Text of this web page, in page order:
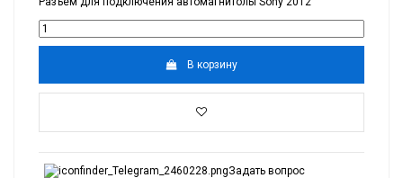
В корзину
Задать вопрос